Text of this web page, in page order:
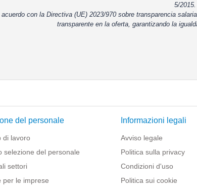
5/2015.
acuerdo con la Directiva (UE) 2023/970 sobre transparencia
transparente en la oferta, garantizando la
del personale
di lavoro
selezione del personale
settori
per le imprese
Informazioni legali
Avviso legale
Politica sulla privacy
Condizioni d'uso
Politica sui cookie